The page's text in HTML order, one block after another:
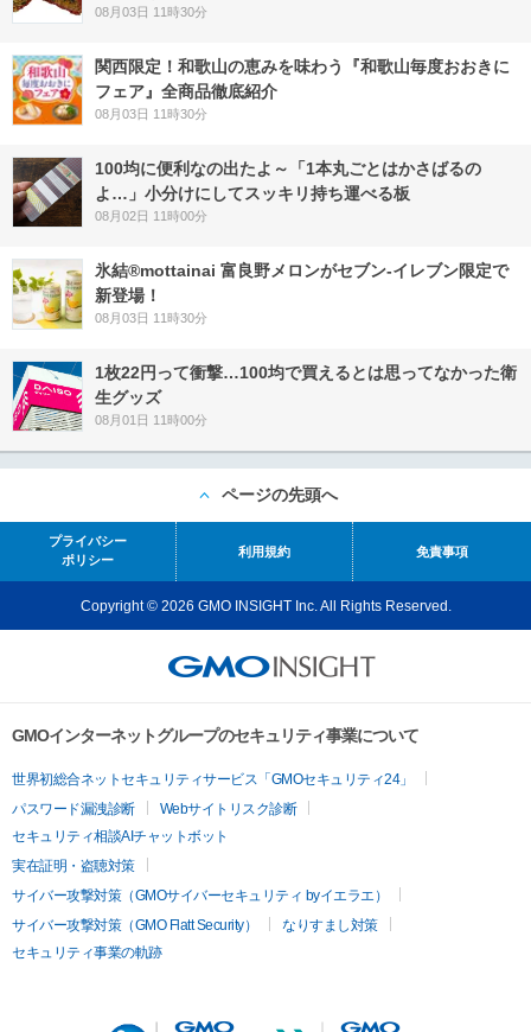
08月03日 11時30分
関西限定！和歌山の恵みを味わう『和歌山毎度おおきに
フェア』全商品徹底紹介
08月03日 11時30分
100均に便利なの出たよ～「1本丸ごとはかさばるの
よ…」小分けにしてスッキリ持ち運べる板
08月02日 11時00分
氷結®mottainai 富良野メロンがセブン‐イレブン限定で
新登場！
08月03日 11時30分
1枚22円って衝撃…100均で買えるとは思ってなかった衛
生グッズ
08月01日 11時00分
ページの先頭へ
プライバシー
ポリシー
利用規約 免責事項
Copyright © 2026 GMO INSIGHT Inc. All Rights Reserved.
GMOインターネットグループのセキュリティ事業について
世界初総合ネットセキュリティサービス「GMOセキュリティ24」
パスワード漏洩診断
Webサイトリスク診断
セキュリティ相談AIチャットボット
実在証明・盗聴対策
サイバー攻撃対策（GMOサイバーセキュリティ byイエラエ）
サイバー攻撃対策（GMO Flatt Security）
なりすまし対策
セキュリティ事業の軌跡